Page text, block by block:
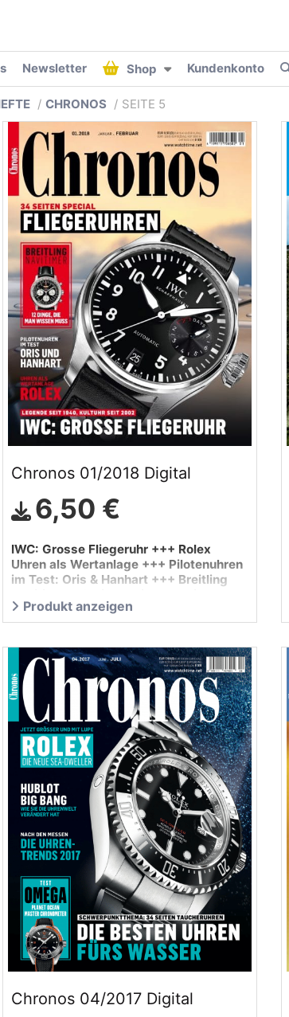
Newsletter Shop Kundenkonto
CHRONOS SEITE 5
Chronos 01/2018 Digital
6,50 €
IWC: Grosse Fliegeruhr +++ Rolex
Uhren als Wertanlage +++ Pilotenuhren
im Test: Oris & Hanhart +++ Breitling
muss …
Produkt anzeigen
Chronos 04/2017 Digital